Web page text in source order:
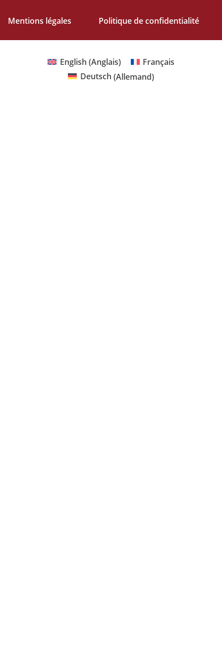
Mentions légales Politique de confidentialité
English (Anglais)
Français
Deutsch (Allemand)